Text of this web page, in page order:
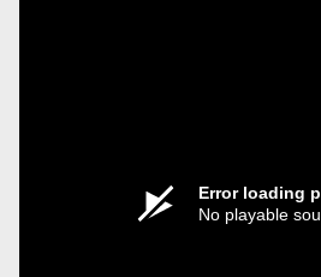
Error loading
No playable